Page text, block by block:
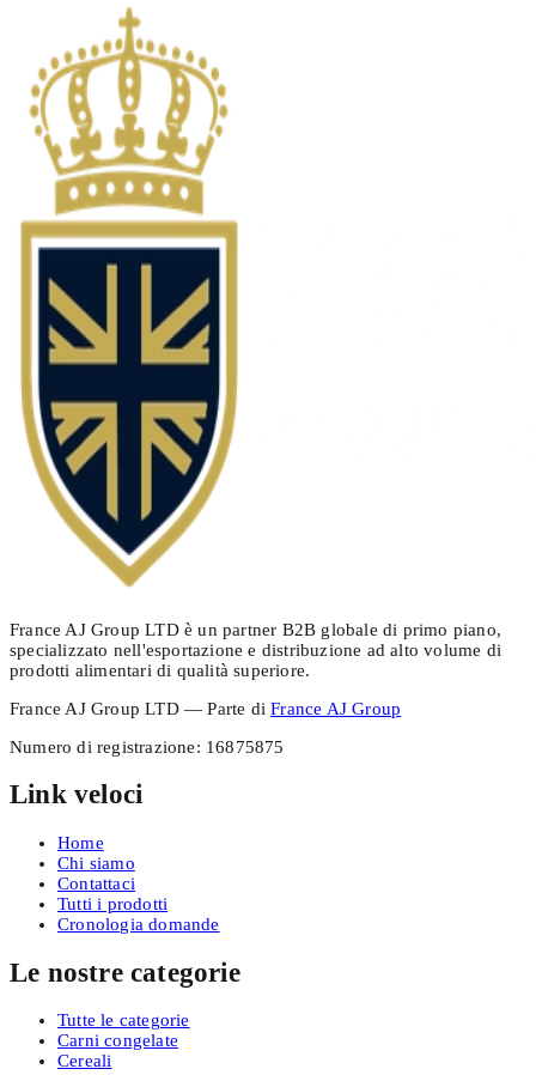
France AJ Group LTD è un partner B2B globale di primo piano,
specializzato nell'esportazione e distribuzione ad alto volume di
prodotti alimentari di qualità superiore.
France AJ Group LTD — Parte di France AJ Group
Numero di registrazione: 16875875
Link veloci
Home
Chi siamo
Contattaci
Tutti i prodotti
Cronologia domande
Le nostre categorie
Tutte le categorie
Carni congelate
Cereali